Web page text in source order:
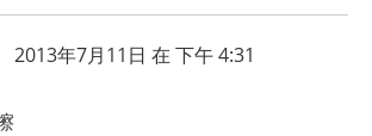
2013年7月11日 在 下午 4:31